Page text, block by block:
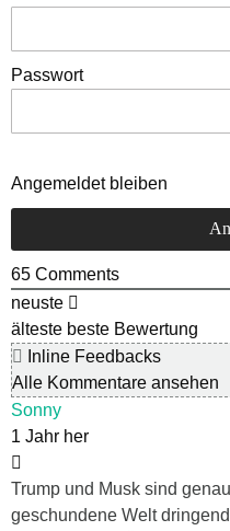
Passwort
Angemeldet bleiben
65 Comments
neuste
älteste beste Bewertung
Inline Feedbacks
Alle Kommentare ansehen
Sonny
1 Jahr her
Trump und Musk sind
geschundene Welt